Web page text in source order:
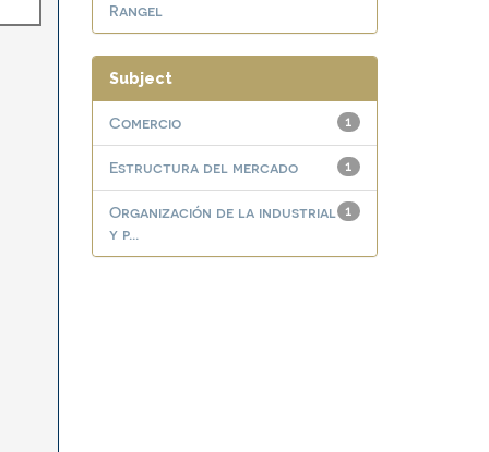
Rangel
Subject
1
Comercio
1
Estructura del mercado
1
Organización de la industrial
y p...